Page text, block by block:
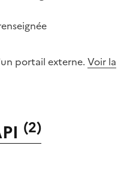
portail externe. Voir la
(2)